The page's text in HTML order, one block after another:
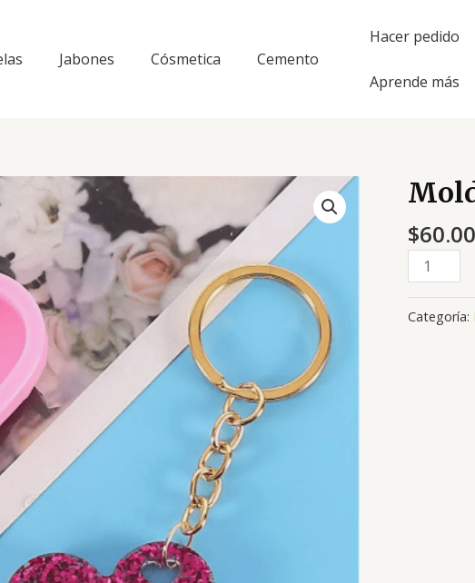
Jabones Cósmetica Cemento
Hacer pedido
Aprende más
$60.00
Molde
Corazón
epoxi
cantidad
Categoría: